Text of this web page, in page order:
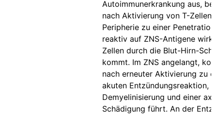
Autoimmunerkrankung aus,
nach Aktivierung von T-Zellen
Peripherie zu einer
reaktiv auf ZNS-Antigene
Zellen durch die Blut-Hirn-
kommt. Im ZNS angelangt,
nach erneuter Aktivierung zu
akuten Entzündungsreaktion,
Demyelinisierung und einer
Schädigung führt. An der